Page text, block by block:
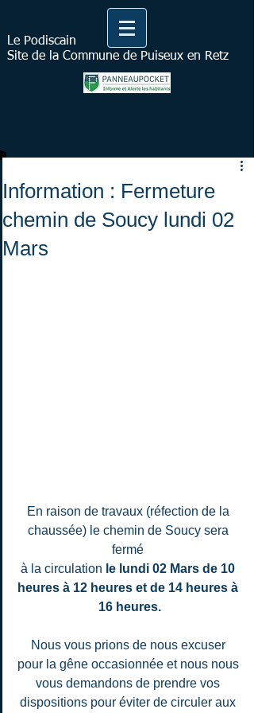
Le Podiscain
Site de la Commune de Puiseux en Retz
Information : Fermeture
chemin de Soucy lundi 02
Mars
En raison de travaux (réfection de la
chaussée) le chemin de Soucy sera
fermé
à la circulation le lundi 02 Mars de 10
heures à 12 heures et de 14 heures à
16 heures.
Nous vous prions de nous excuser
pour la gêne occasionnée et nous nous
vous demandons de prendre vos
dispositions pour éviter de circuler aux